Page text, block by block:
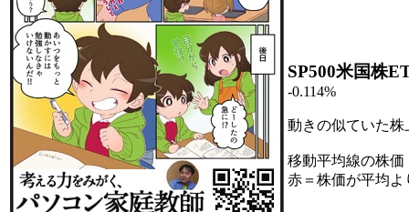
SP500米国株
-0.114%
動きの似ていた
移動平均線の株価
赤＝株価が平均